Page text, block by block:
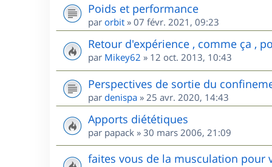
Poids et performance
par orbit » 07 févr. 2021, 09:23
Retour d'expérience , comme ça ,
par Mikey62 » 12 oct. 2013, 10:43
Perspectives de sortie du
par denispa » 25 avr. 2020, 14:43
Apports diététiques
par papack » 30 mars 2006, 21:09
faites vous de la musculation pour